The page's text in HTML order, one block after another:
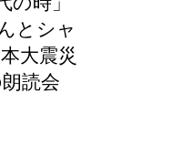
とシャ
大震災
読会